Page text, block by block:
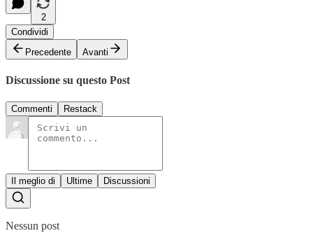
2
Condividi
Precedente
Avanti
Discussione su questo Post
Commenti Restack
Il meglio di Ultime Discussioni
Nessun post